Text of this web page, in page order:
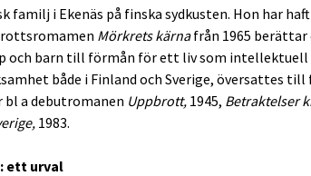
familj i Ekenäs på finska sydkusten. Hon har
Mörkrets kärnafrån 1965 berättar
och barn till förmån för ett liv som
både i Finland och Sverige, översattes till
a debutromanen Uppbrott, 1945, Betraktelser
1983.
ett urval